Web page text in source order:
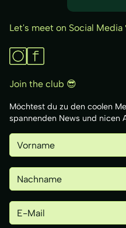
Let's meet on Social Media
Join the club 😎
Möchtest du zu den coolen
spannenden News und nicen